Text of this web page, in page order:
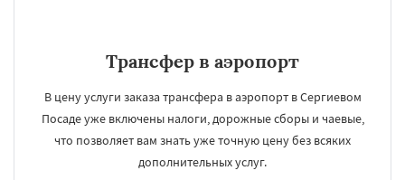
Деденево Жилево
Загорянский
Заречье Зеленоградск
Измайлово
Ильинский
Лесной Лесной Городок Лопатино
Лотошино Малаховка Менделеевск
Трансфер в аэропорт
В цену услуги заказа трансфера в аэропорт в Сергиевом
Посаде уже включены налоги, дорожные сборы и чаевые,
что позволяет вам знать уже точную цену без всяких
дополнительных услуг.